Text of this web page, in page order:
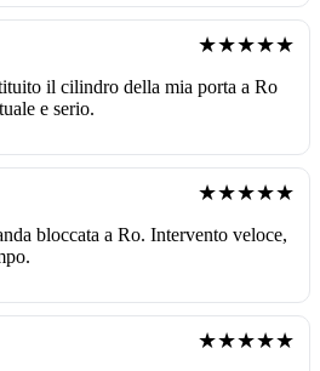
★★★★★
il cilindro della mia porta a Ro
e serio.
★★★★★
bloccata a Ro. Intervento veloce,
★★★★★